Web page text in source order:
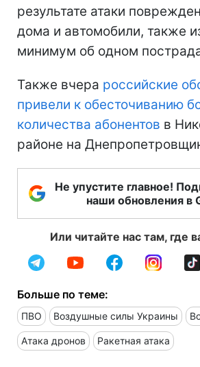
результате атаки
дома и автомобили, также
минимум об одном
Также вчера российские
привели к обесточиванию
количества абонентов в
районе на
Не упустите главное!
наши обновления в
Или читайте нас там, где
Больше по теме:
ПВО Воздушные силы Украины
Атака дронов Ракетная атака